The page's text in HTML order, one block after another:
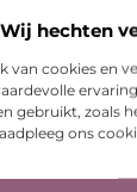
Wij hechten
van cookies en
gebruikt, zoals
ons